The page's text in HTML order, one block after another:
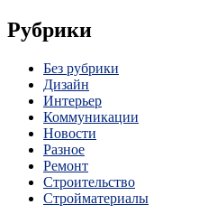
Рубрики
Без рубрики
Дизайн
Интерьер
Коммуникации
Новости
Разное
Ремонт
Строительство
Стройматериалы